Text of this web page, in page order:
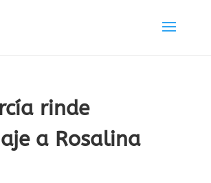
rinde
a Rosalina